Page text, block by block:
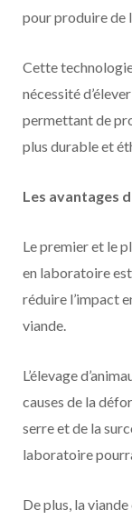
pour produire de
Cette technologie
nécessité
permettant de
plus durable et
Les avantages
Le premier et le
en laboratoire
réduire l’impact
viande.
L’élevage
causes de la
serre et de la
laboratoire
De plus, la